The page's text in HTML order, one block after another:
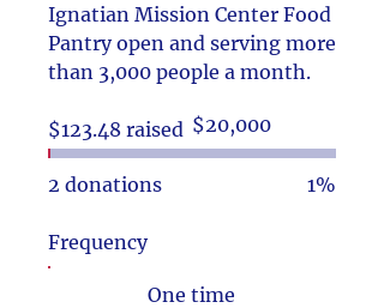
Ignatian Mission Center Food
Pantry open and serving more
than 3,000 people a month.
$123.48 raised
Fundraising
goal:
$20,000
2 donations 1%
Frequency
One time